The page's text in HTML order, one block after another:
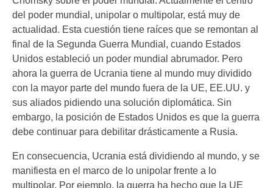
del poder mundial, unipolar o multipolar, está muy de
actualidad. Esta cuestión tiene raíces que se remontan al
final de la Segunda Guerra Mundial, cuando Estados
Unidos estableció un poder mundial abrumador. Pero
ahora la guerra de Ucrania tiene al mundo muy dividido
con la mayor parte del mundo fuera de la UE, EE.UU. y
sus aliados pidiendo una solución diplomática. Sin
embargo, la posición de Estados Unidos es que la guerra
debe continuar para debilitar drásticamente a Rusia.
En consecuencia, Ucrania está dividiendo al mundo, y se
manifiesta en el marco de lo unipolar frente a lo
multipolar. Por ejemplo, la guerra ha hecho que la UE